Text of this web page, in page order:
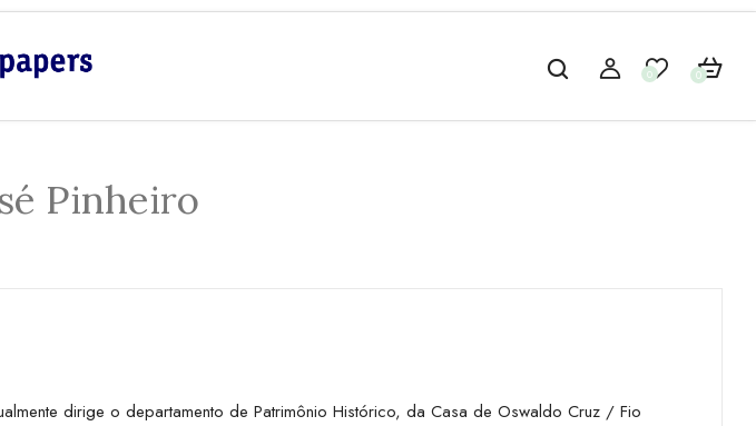
0 0
Pinheiro
dirige o departamento de Patrimônio Histórico, da Casa de Oswaldo Cruz / Fio